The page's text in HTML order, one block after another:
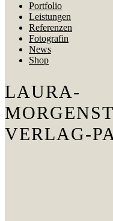
Portfolio
Leistungen
Referenzen
Fotografin
News
Shop
LAURA-
VERLAG-